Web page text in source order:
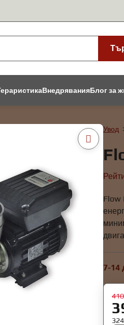
ВнедряванияБлог за
Увод
Flow
7-14